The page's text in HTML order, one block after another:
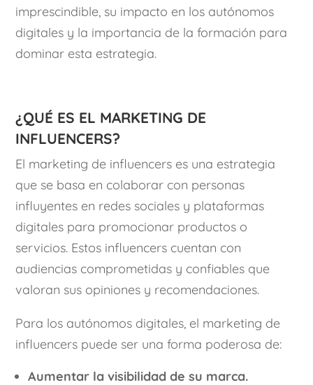
imprescindible, su impacto en los autónomos
digitales y la importancia de la formación para
dominar esta estrategia.
¿Qué es el marketing de
influencers?
El marketing de influencers es una estrategia
que se basa en colaborar con personas
influyentes en redes sociales y plataformas
digitales para promocionar productos o
servicios. Estos influencers cuentan con
audiencias comprometidas y confiables que
valoran sus opiniones y recomendaciones.
Para los autónomos digitales, el marketing de
influencers puede ser una forma poderosa de:
Aumentar la visibilidad de su marca.